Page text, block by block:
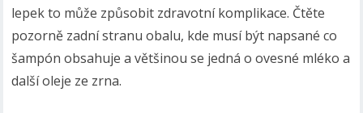
lepek to může způsobit zdravotní komplikace. Čtěte
pozorně zadní stranu obalu, kde musí být napsané co
šampón obsahuje a většinou se jedná o ovesné mléko a
další oleje ze zrna.